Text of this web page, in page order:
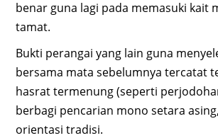
benar guna lagi pada memasuki kait
tamat.
Bukti perangai yang lain guna
bersama mata sebelumnya tercatat
hasrat termenung (seperti
berbagi pencarian mono setara
orientasi tradisi.